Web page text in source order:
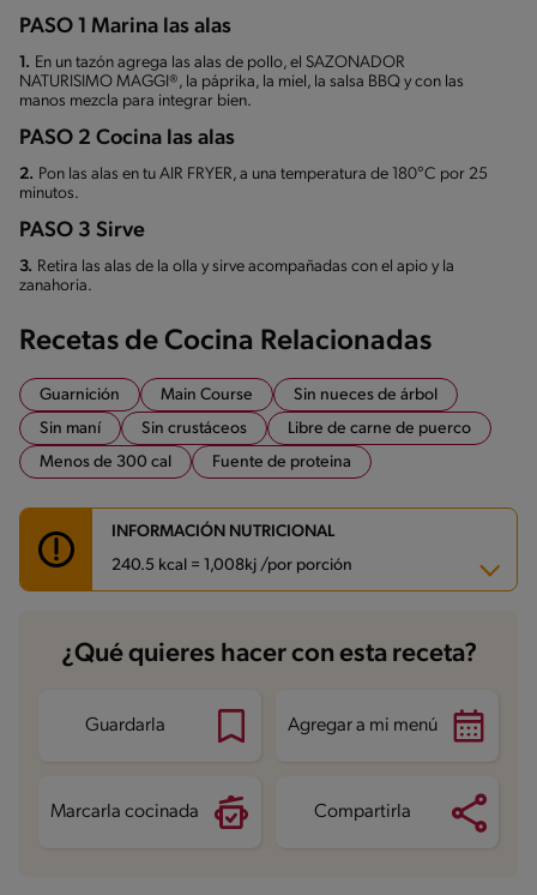
PASO 1 Marina las alas
1. En un tazón agrega las alas de pollo, el SAZONADOR
NATURISIMO MAGGI®, la páprika, la miel, la salsa BBQ y con las
manos mezcla para integrar bien.
PASO 2 Cocina las alas
2. Pon las alas en tu AIR FRYER, a una temperatura de 180°C por 25
minutos.
PASO 3 Sirve
3. Retira las alas de la olla y sirve acompañadas con el apio y la
zanahoria.
Recetas de Cocina Relacionadas
Guarnición Main Course
Sin nueces de árbol
Sin maní
Sin crustáceos
Libre de carne de puerco
Menos de 300 cal
Fuente de proteina
INFORMACIÓN NUTRICIONAL
240.5 kcal = 1,008kj /por porción
Carbohidratos 14.5 g
Energía 240.5 kcal
Proteína
Grasas saturadas 0.9 g
¿Qué quieres hacer con esta receta?
Guardarla Agregar a mi menú
Marcarla cocinada Compartirla